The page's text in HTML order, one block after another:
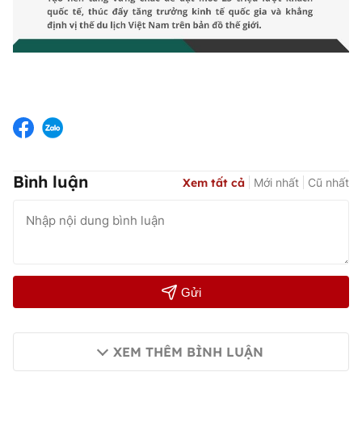
Bình luận Xem tất cả Mới nhất Cũ nhất
Gửi
XEM THÊM BÌNH LUẬN